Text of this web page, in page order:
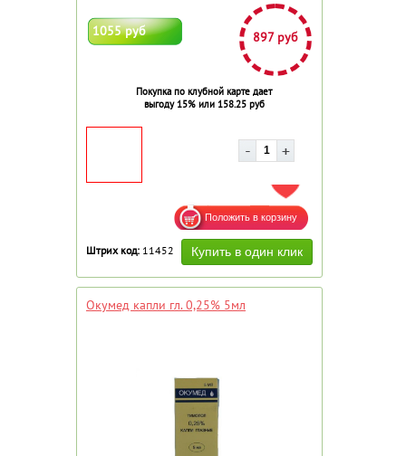
1055 руб 897 руб
Покупка по клубной карте дает
выгоду 15% или 158.25 руб
ДОБАВИТЬ В ИЗБРАННОЕ
Штрих код: 11452
Окумед капли гл. 0,25% 5мл